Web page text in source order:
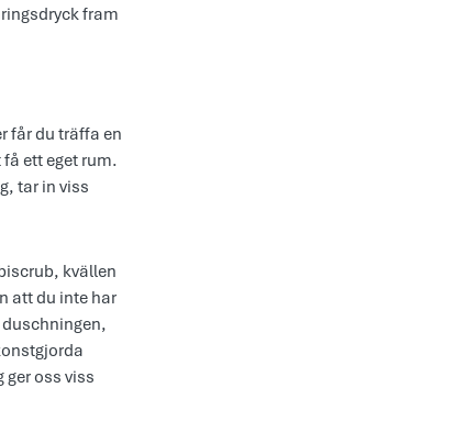
fram
får du träffa en
ett eget rum.
tar in viss
kvällen
att du inte har
oss viss